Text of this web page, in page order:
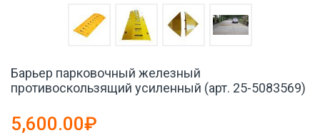
Барьер парковочный железный
противоскользящий усиленный (арт. 25-5083569)
5,600.00₽